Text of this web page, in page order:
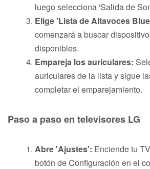
luego selecciona 'Salida de
Elige 'Lista de Altavoces
comenzará a buscar
disponibles.
Empareja los auriculares:
auriculares de la lista y sigue
completar el emparejamiento.
Paso a paso en televisores LG
Abre 'Ajustes': Enciende tu
botón de Configuración en el